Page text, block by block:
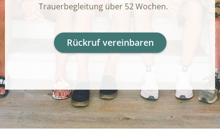
Trauerbegleitung über 52 Wochen.
Rückruf vereinbaren